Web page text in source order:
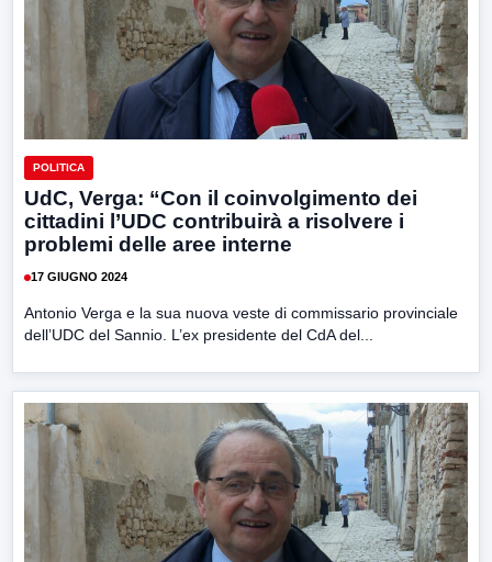
POLITICA
UdC, Verga: “Con il coinvolgimento dei
cittadini l’UDC contribuirà a risolvere i
problemi delle aree interne
17 GIUGNO 2024
Antonio Verga e la sua nuova veste di commissario provinciale
dell’UDC del Sannio. L’ex presidente del CdA del...